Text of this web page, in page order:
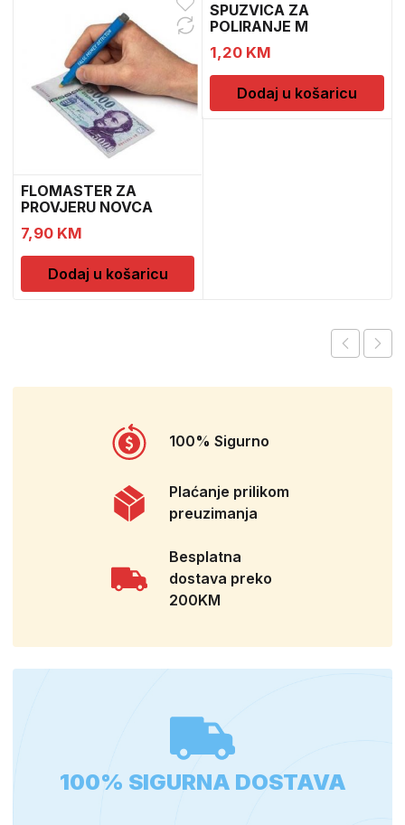
FLOMASTER ZA
PROVJERU NOVCA
SAFESCAN 30
7,90 KM
Dodaj u košaricu
SPUZVICA ZA
POLIRANJE M
1,20 KM
Dodaj u košaricu
100% Sigurno
Plaćanje prilikom
preuzimanja
Besplatna
dostava preko
200KM
100% SIGURNA DOSTAVA